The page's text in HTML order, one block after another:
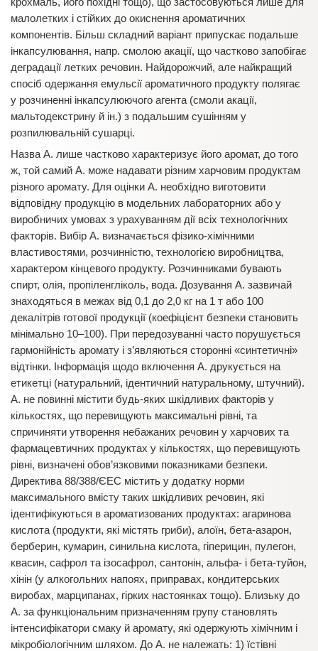
малолетких і стійких до окиснення ароматичних
компонентів. Більш складний варіант припускає подальше
інкапсулювання, напр. смолою акації, що частково запобігає
деградації летких речовин. Найдорожчий, але найкращий
спосіб одержання емульсії ароматичного продукту полягає
у розчиненні інкапсулюючого агента (смоли акації,
мальтодекстрину й ін.) з подальшим сушінням у
розпилювальній сушарці.
Назва А. лише частково характеризує його аромат, до того
ж, той самий А. може надавати різним харчовим продуктам
різного аромату. Для оцінки А. необхідно виготовити
відповідну продукцію в модельних лабораторних або у
виробничих умовах з урахуванням дії всіх технологічних
факторів. Вибір А. визначається фізико-хімічними
властивостями, розчинністю, технологією виробництва,
характером кінцевого продукту. Розчинниками бувають
спирт, олія, пропіленгліколь, вода. Дозування А. зазвичай
знаходяться в межах від 0,1 до 2,0 кг на 1 т або 100
декалітрів готової продукції (коефіцієнт безпеки становить
мінімально 10–100). При передозуванні часто порушується
гармонійність аромату і з’являються сторонні «синтетичні»
відтінки. Інформація щодо включення А. друкується на
етикетці (натуральний, ідентичний натуральному, штучний).
А. не повинні містити будь-яких шкідливих факторів у
кількостях, що перевищують максимальні рівні, та
спричиняти утворення небажаних речовин у харчових та
фармацевтичних продуктах у кількостях, що перевищують
рівні, визначені обов’язковими показниками безпеки.
Директива 88/388/ЄЕС містить у додатку норми
максимального вмісту таких шкідливих речовин, які
ідентифікуються в ароматизованих продуктах: агаринова
кислота (продукти, які містять гриби), алоїн, бета-азарон,
берберин, кумарин, синильна кислота, гіперицин, пулегон,
квасин, сафрол та ізосафрол, сантонін, альфа- і бета-туйон,
хінін (у алкогольних напоях, приправах, кондитерських
виробах, марципанах, гірких настоянках тощо). Близьку до
А. за функціональним призначенням групу становлять
інтенсифікатори смаку й аромату, які одержують хімічним і
мікробіологічним шляхом. До А. не належать: 1) їстівні